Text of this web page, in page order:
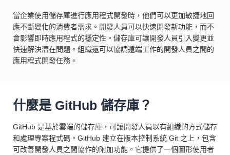
當企業使用儲存庫進行應用程式開發時，他們可以更加敏捷地回
應不斷變化的消費者需求。開發人員可以快速開發新功能，而不
會影響即時應用程式的穩定性。儲存庫可讓開發人員引入變更並
快速解決潛在問題。組織還可以協調遠端工作的開發人員之間的
應用程式開發任務。
什麼是 GitHub 儲存庫？
GitHub 是基於雲端的儲存庫，可讓開發人員以有組織的方式儲存
和處理專案程式碼。GitHub 建立在版本控制系統 Git 之上，包含
可改善開發人員之間協作的附加功能。它提供了一個圖形使用者